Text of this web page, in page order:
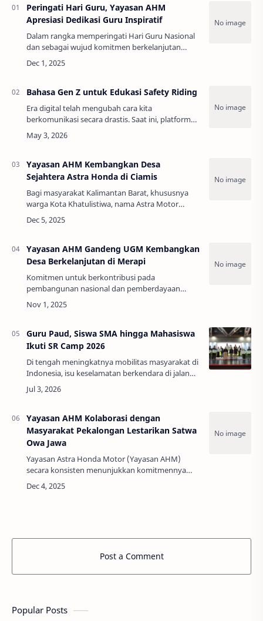
Peringati Hari Guru, Yayasan AHM
Apresiasi Dedikasi Guru Inspiratif
Dalam rangka memperingati Hari Guru Nasional
dan sebagai wujud komitmen berkelanjutan
dalam mendukung kualitas pendidikan, Yayasan
Astra Honda Motor (Yayasan AHM) sukses
Bahasa Gen Z untuk Edukasi Safety Riding
Era digital telah mengubah cara kita
berkomunikasi secara drastis. Saat ini, platform
media sosial seperti TikTok, Instagram Reels, dan
YouTube Shorts mendominasi konsumsi
Yayasan AHM Kembangkan Desa
Sejahtera Astra Honda di Ciamis
Bagi masyarakat Kalimantan Barat, khususnya
warga Kota Khatulistiwa, nama Astra Motor
Center Pontianak bukan sekadar tempat untuk
membeli sepeda motor. Terletak strategis di
Yayasan AHM Gandeng UGM Kembangkan
Desa Berkelanjutan di Merapi
Komitmen untuk berkontribusi pada
pembangunan nasional dan pemberdayaan
masyarakat terus diwujudkan melalui inisiatif
kolaboratif yang berdampak jangka panjang.
Guru Paud, Siswa SMA hingga Mahasiswa
Ikuti SR Camp 2026
Di tengah meningkatnya mobilitas masyarakat di
Indonesia, isu keselamatan berkendara di jalan
raya kian krusial untuk diperhatikan. Guna
menekan angka kecelakaan lalu lintas dan me…
Yayasan AHM Kolaborasi dengan
Masyarakat Pekalongan Lestarikan Satwa
Owa Jawa
Yayasan Astra Honda Motor (Yayasan AHM)
secara konsisten menunjukkan komitmennya
terhadap pelestarian keanekaragaman hayati
Indonesia, yang menjadi pilar penting dalam
Post a Comment
Popular Posts